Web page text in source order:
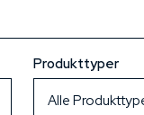
Produkttyper